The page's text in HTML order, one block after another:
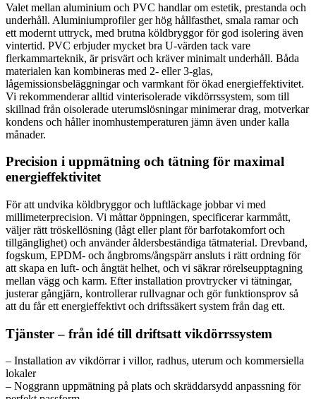
Valet mellan aluminium och PVC handlar om estetik, prestanda och
underhåll. Aluminiumprofiler ger hög hållfasthet, smala ramar och
ett modernt uttryck, med brutna köldbryggor för god isolering även
vintertid. PVC erbjuder mycket bra U-värden tack vare
flerkammarteknik, är prisvärt och kräver minimalt underhåll. Båda
materialen kan kombineras med 2- eller 3-glas,
lågemissionsbeläggningar och varmkant för ökad energieffektivitet.
Vi rekommenderar alltid vinterisolerade vikdörrssystem, som till
skillnad från oisolerade uterumslösningar minimerar drag, motverkar
kondens och håller inomhustemperaturen jämn även under kalla
månader.
Precision i uppmätning och tätning för maximal
energieffektivitet
För att undvika köldbryggor och luftläckage jobbar vi med
millimeterprecision. Vi måttar öppningen, specificerar karmmått,
väljer rätt tröskellösning (lågt eller plant för barfotakomfort och
tillgänglighet) och använder åldersbeständiga tätmaterial. Drevband,
fogskum, EPDM- och ångbroms/ångspärr ansluts i rätt ordning för
att skapa en luft- och ångtät helhet, och vi säkrar rörelseupptagning
mellan vägg och karm. Efter installation provtrycker vi tätningar,
justerar gångjärn, kontrollerar rullvagnar och gör funktionsprov så
att du får ett energieffektivt och driftssäkert system från dag ett.
Tjänster – från idé till driftsatt vikdörrssystem
– Installation av vikdörrar i villor, radhus, uterum och kommersiella
lokaler
– Noggrann uppmätning på plats och skräddarsydd anpassning för